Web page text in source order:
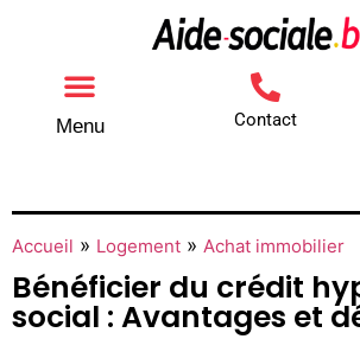
Menu Contact
Accueil » Logement » Achat immobilier
Bénéficier du crédit
social : Avantages et